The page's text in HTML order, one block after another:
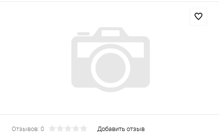
Отзывов: 0
Добавить отзыв